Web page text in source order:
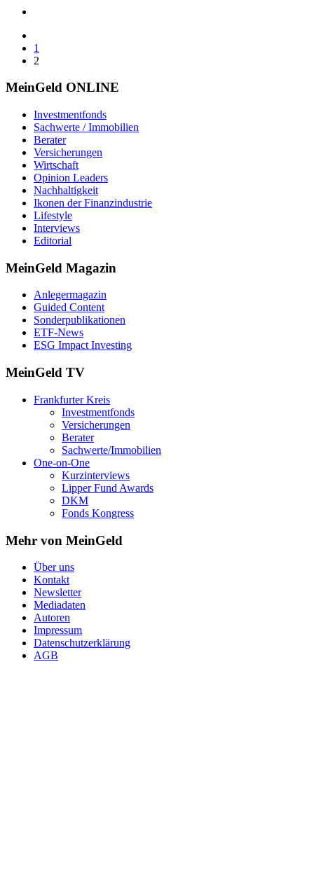
1
2
MeinGeld ONLINE
Investmentfonds
Sachwerte / Immobilien
Berater
Versicherungen
Wirtschaft
Opinion Leaders
Nachhaltigkeit
Ikonen der Finanzindustrie
Lifestyle
Interviews
Editorial
MeinGeld Magazin
Anlegermagazin
Guided Content
Sonderpublikationen
ETF-News
ESG Impact Investing
MeinGeld TV
Frankfurter Kreis
Investmentfonds
Versicherungen
Berater
Sachwerte/Immobilien
One-on-One
Kurzinterviews
Lipper Fund Awards
DKM
Fonds Kongress
Mehr von MeinGeld
Über uns
Kontakt
Newsletter
Mediadaten
Autoren
Impressum
Datenschutzerklärung
AGB